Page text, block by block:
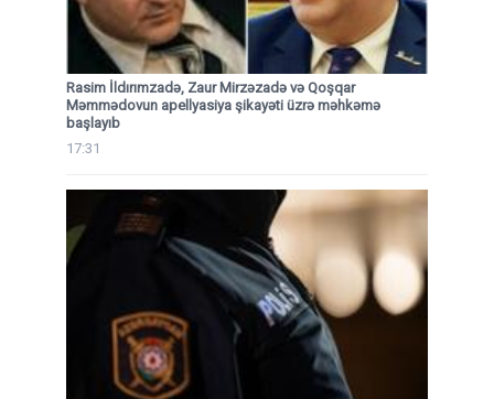
Rasim İldırımzadə, Zaur Mirzəzadə və Qoşqar
Məmmədovun apellyasiya şikayəti üzrə məhkəmə
başlayıb
17:31